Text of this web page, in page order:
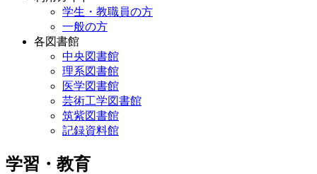
学生・教職員の方
一般の方
各図書館
中央図書館
理系図書館
医学図書館
芸術工学図書館
筑紫図書館
記録資料館
学習・教育